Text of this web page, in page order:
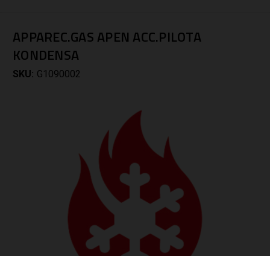
APPAREC.GAS APEN ACC.PILOTA
KONDENSA
SKU: G1090002